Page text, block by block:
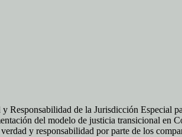
Responsabilidad de la Jurisdicción Especial
del modelo de justicia transicional en
y responsabilidad por parte de los